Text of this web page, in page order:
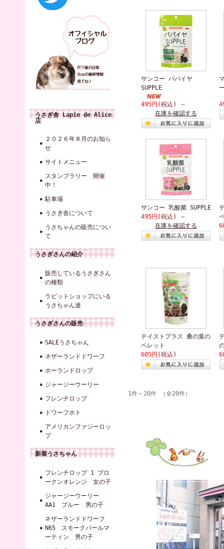
うさぎ舎 Lapin de Alice
店
２０２６年８月のお知ら
せ
サイトメニュー
スタンプラリー 開催
中！
駐車場
うさぎ舎について
うさちゃんの販売につい
て
うさぎさんの紹介
販売しているうさぎさん
の種類
ラビットショップにいる
うさちゃん達
うさぎさんの販売
SALEうさちゃん
ネザーランドドワーフ
ホーランドロップ
ジャージーウーリー
フレンチロップ
ドワーフホト
アメリカンファジーロッ
プ
新着うさちゃん
フレンチロップ 1 ブロ
ークンオレンジ 女の子
ジャージーウーリー
AA1 ブルー 男の子
ネザーランドドワーフ
N65 スモークパールマ
ーティン 男の子
サンコー パパイヤ
SUPPLE
495円 (税込)
～
在庫を確認する
サンコー 乳酸菌 SUPPLE
495円 (税込)
～
在庫を確認する
テイストプラス 桑の葉の
ペレット
605円 (税込)
1件～20件 （全20件）